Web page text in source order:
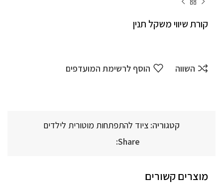
קורת שיווי משקל תנין
השווה הוסף לרשימת המועדפים
קטגוריה: ציוד להתפתחות מוטורית לילדים
Share:
מוצרים קשורים